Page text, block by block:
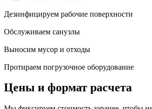
Дезинфицируем рабочие поверхности
Обслуживаем санузлы
Выносим мусор и отходы
Протираем погрузочное оборудование
Цены и формат расчета